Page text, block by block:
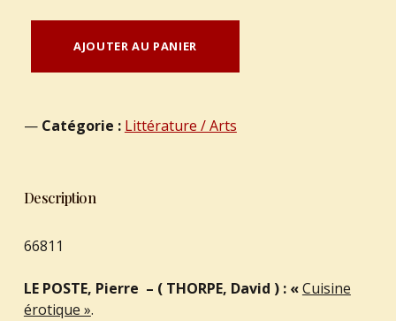
AJOUTER AU PANIER
Catégorie : Littérature / Arts
Description
66811
LE POSTE, Pierre – ( THORPE, David ) : «Cuisine
érotique ».